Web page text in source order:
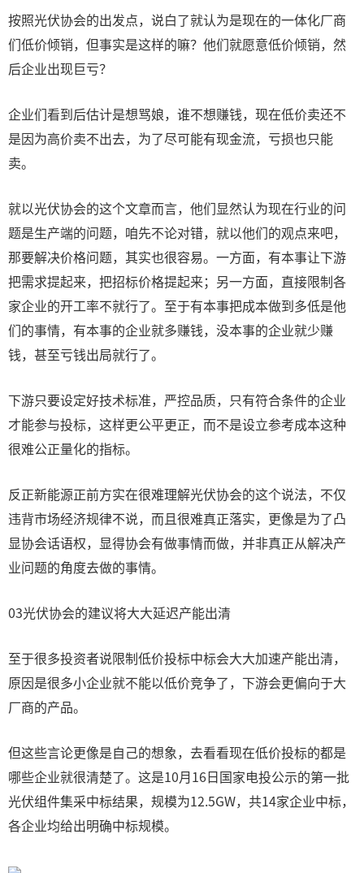
按照光伏协会的出发点，说白了就认为是现在的一体化厂商
们低价倾销，但事实是这样的嘛？他们就愿意低价倾销，然
后企业出现巨亏？
企业们看到后估计是想骂娘，谁不想赚钱，现在低价卖还不
是因为高价卖不出去，为了尽可能有现金流，亏损也只能
卖。
就以光伏协会的这个文章而言，他们显然认为现在行业的问
题是生产端的问题，咱先不论对错，就以他们的观点来吧，
那要解决价格问题，其实也很容易。一方面，有本事让下游
把需求提起来，把招标价格提起来；另一方面，直接限制各
家企业的开工率不就行了。至于有本事把成本做到多低是他
们的事情，有本事的企业就多赚钱，没本事的企业就少赚
钱，甚至亏钱出局就行了。
下游只要设定好技术标准，严控品质，只有符合条件的企业
才能参与投标，这样更公平更正，而不是设立参考成本这种
很难公正量化的指标。
反正新能源正前方实在很难理解光伏协会的这个说法，不仅
违背市场经济规律不说，而且很难真正落实，更像是为了凸
显协会话语权，显得协会有做事情而做，并非真正从解决产
业问题的角度去做的事情。
03光伏协会的建议将大大延迟产能出清
至于很多投资者说限制低价投标中标会大大加速产能出清，
原因是很多小企业就不能以低价竞争了，下游会更偏向于大
厂商的产品。
但这些言论更像是自己的想象，去看看现在低价投标的都是
哪些企业就很清楚了。这是10月16日国家电投公示的第一批
光伏组件集采中标结果，规模为12.5GW，共14家企业中标，
各企业均给出明确中标规模。